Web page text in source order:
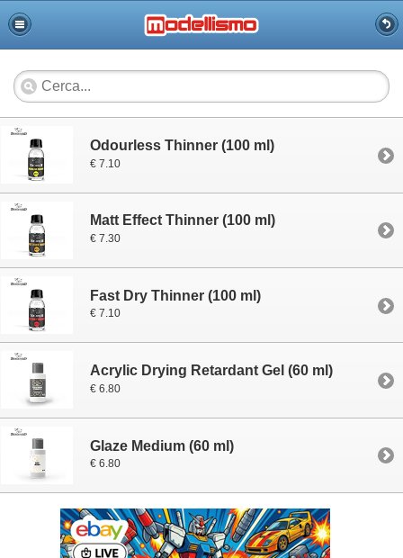
Odourless Thinner (100 ml)
€ 7.10
Matt Effect Thinner (100 ml)
€ 7.30
Fast Dry Thinner (100 ml)
€ 7.10
Acrylic Drying Retardant Gel (60 ml)
€ 6.80
Glaze Medium (60 ml)
€ 6.80